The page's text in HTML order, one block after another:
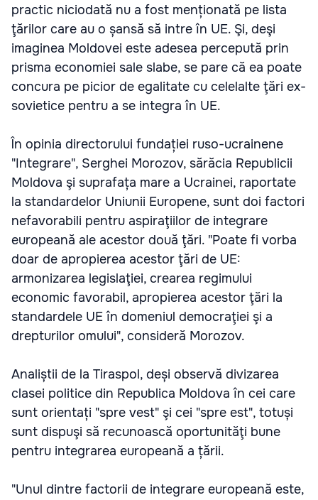
practic niciodată nu a fost menționată pe lista
ţărilor care au o șansă să intre în UE. Şi, deşi
imaginea Moldovei este adesea percepută prin
prisma economiei sale slabe, se pare că ea poate
concura pe picior de egalitate cu celelalte ţări ex-
sovietice pentru a se integra în UE.
În opinia directorului fundației ruso-ucrainene
"Integrare", Serghei Morozov, sărăcia Republicii
Moldova şi suprafața mare a Ucrainei, raportate
la standardelor Uniunii Europene, sunt doi factori
nefavorabili pentru aspiraţiilor de integrare
europeană ale acestor două ţări. "Poate fi vorba
doar de apropierea acestor ţări de UE:
armonizarea legislaţiei, crearea regimului
economic favorabil, apropierea acestor ţări la
standardele UE în domeniul democraţiei şi a
drepturilor omului", consideră Morozov.
Analiștii de la Tiraspol, deși observă divizarea
clasei politice din Republica Moldova în cei care
sunt orientați "spre vest" şi cei "spre est", totuși
sunt dispuşi să recunoască oportunităţi bune
pentru integrarea europeană a țării.
"Unul dintre factorii de integrare europeană este,